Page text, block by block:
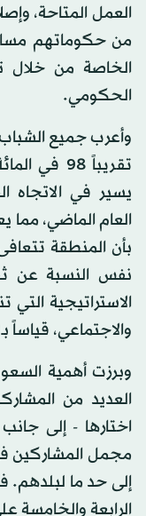
العمل المتاحة،
من حكوماتهم
الخاصة من خلال
الحكومي.
وأعرب جميع
تقريباً
العام الماضي،
الاستراتيجية
والاجتماعي، قياساً بـ91 في المائة العام الفائت.
وبرزت أهمية
العديد من
مجمل المشاركين
إلى حد ما لبلدهم.
الرابعة والخامسة